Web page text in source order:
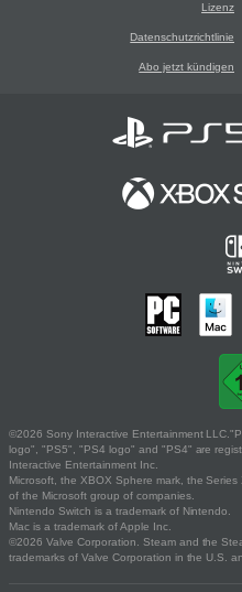
Lizenz
Datenschutzrichtlinie
Abo jetzt kündigen
©2026 Sony Interactive Entertainment
logo", "PS5", "PS4 logo" and "PS4" are
Interactive Entertainment Inc.
Microsoft, the XBOX Sphere mark, the
of the Microsoft group of companies.
Nintendo Switch is a trademark of Nintendo.
Mac is a trademark of Apple Inc.
©2026 Valve Corporation. Steam and the
trademarks of Valve Corporation in the U.S.